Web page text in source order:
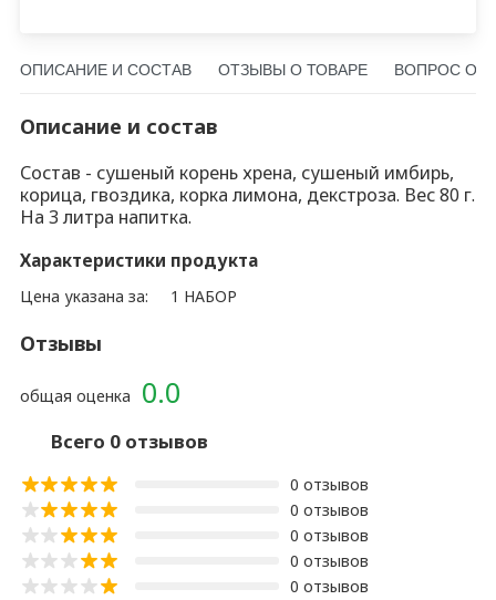
ОПИСАНИЕ И СОСТАВ ОТЗЫВЫ О ТОВАРЕ ВОПРОС О
Описание и состав
Состав - сушеный корень хрена, сушеный имбирь,
корица, гвоздика, корка лимона, декстроза. Вес 80 г.
На 3 литра напитка.
Характеристики продукта
Цена указана за: 1 НАБОР
Отзывы
0.0
общая оценка
Всего 0 отзывов
0 отзывов
0 отзывов
0 отзывов
0 отзывов
0 отзывов